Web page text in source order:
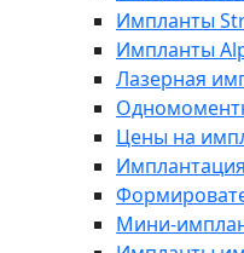
Импланты
Импланты
Лазерная
Цены на
Мини-